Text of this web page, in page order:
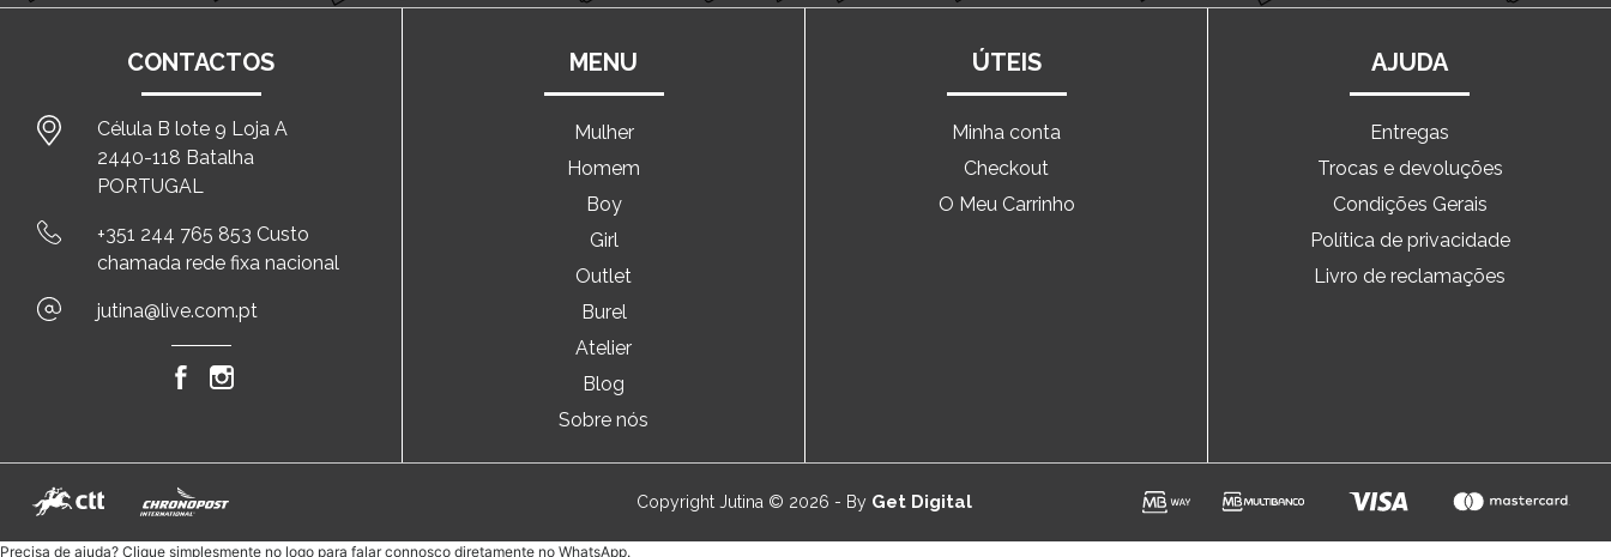
CONTACTOS
Célula B lote 9 Loja A
2440-118 Batalha
PORTUGAL
+351 244 765 853 Custo
chamada rede fixa nacional
jutina@live.com.pt
MENU
Mulher
Homem
Boy
Girl
Outlet
Burel
Atelier
Blog
Sobre nós
ÚTEIS
Minha conta
Checkout
O Meu Carrinho
AJUDA
Entregas
Trocas e devoluções
Condições Gerais
Política de privacidade
Livro de reclamações
Copyright Jutina © 2026 - By Get Digital
Precisa de ajuda? Clique simplesmente no logo para falar connosco diretamente no WhatsApp.